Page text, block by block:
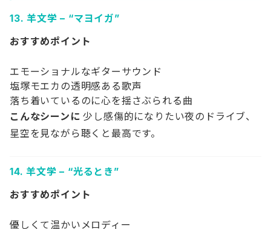
13.羊文学 – “マヨイガ”
おすすめポイント
エモーショナルなギターサウンド
塩塚モエカの透明感ある歌声
落ち着いているのに心を揺さぶられる曲
こんなシーンに 少し感傷的になりたい夜のドライブ、
星空を見ながら聴くと最高です。
14.羊文学 – “光るとき”
おすすめポイント
優しくて温かいメロディー